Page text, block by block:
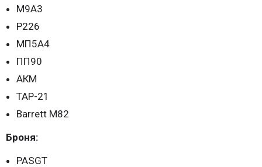
М9А3
Р226
МП5А4
ПП90
АКМ
ТАР-21
Barrett M82
Броня:
PASGT